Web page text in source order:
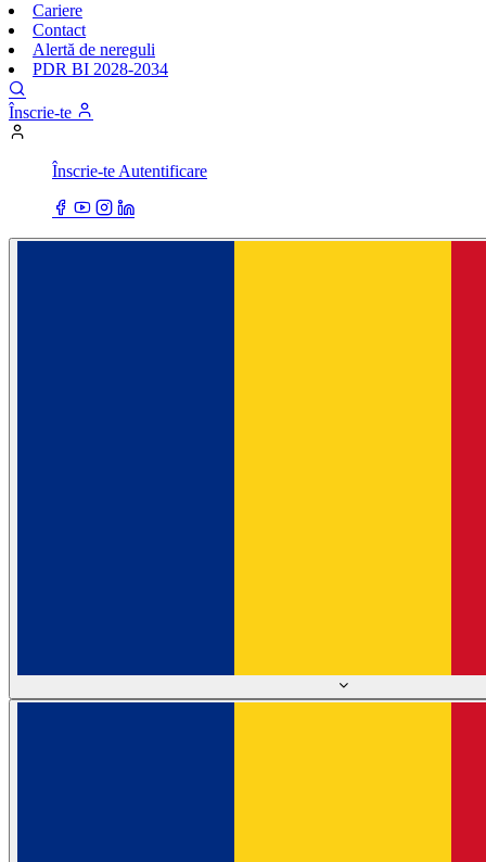
Cariere
Contact
Alertă de nereguli
PDR BI 2028-2034
Înscrie-te
Înscrie-te Autentificare